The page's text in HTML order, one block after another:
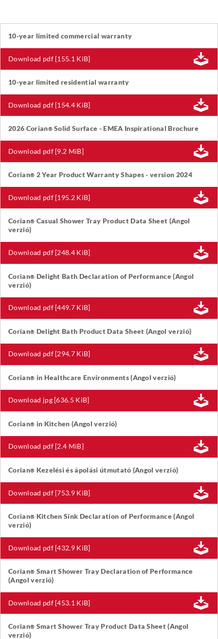
10-year limited commercial warranty
Download pdf [155.1 KiB]
10-year limited residential warranty
Download pdf [154.4 KiB]
2026 Corian®Solid Surface - EMEA Inspirational Brochure
Download pdf [9.2 MiB]
Corian® 2 Year Product Warranty Shapes - version 2024
Download pdf [195.2 KiB]
Corian® Casual Shower Tray Product Data Sheet (Angol
verzió)
Download pdf [248.4 KiB]
Corian® Delight Bath Declaration of Performance (Angol
verzió)
Download pdf [449.7 KiB]
Corian® Delight Bath Product Data Sheet (Angol verzió)
Download pdf [294.7 KiB]
Corian® in Healthcare Environments (Angol verzió)
Download jpg [636.5 KiB]
Corian® in Kitchen (Angol verzió)
Download pdf [2.4 MiB]
Corian® Kezelési és ápolási útmutató (Angol verzió)
Download pdf [753.9 KiB]
Corian® Kitchen Sink Declaration of Performance (Angol
verzió)
Download pdf [432.9 KiB]
Corian® Smart Shower Tray Declaration of Performance
(Angol verzió)
Download pdf [453.1 KiB]
Corian® Smart Shower Tray Product Data Sheet (Angol
verzió)